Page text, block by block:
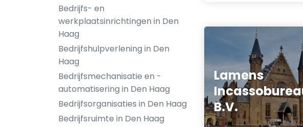
Bedrijfs- en
werkplaatsinrichtingen in Den
Haag
Bedrijfshulpverlening in Den
Haag
Bedrijfsmechanisatie en -
automatisering in Den Haag
Bedrijfsorganisaties in Den Haag
Bedrijfsruimte in Den Haag
Lamens
B.V.